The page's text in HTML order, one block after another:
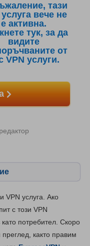
тази
вече не
е активна.
тук, за да
видите
от
VPN услуги.
VPN услуга. Ако
с този VPN
потребител. Скоро
както правим